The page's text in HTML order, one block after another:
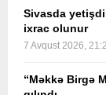
Sivasda
ixrac olunur
7 Avqust 2026,
“Məkkə Birgə